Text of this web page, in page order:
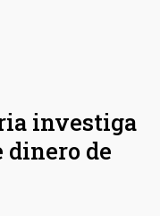
investiga
dinero de